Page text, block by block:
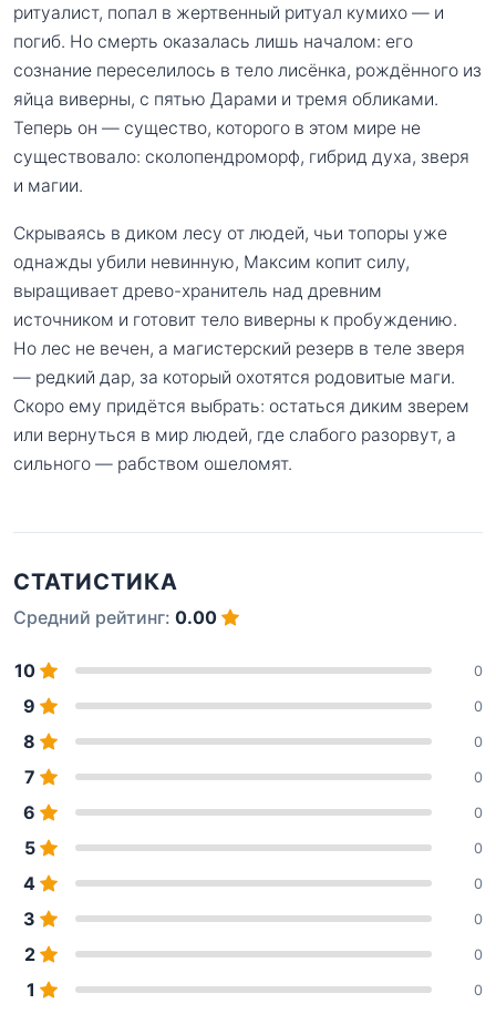
ритуалист, попал в жертвенный ритуал кумихо — и
погиб. Но смерть оказалась лишь началом: его
сознание переселилось в тело лисёнка, рождённого из
яйца виверны, с пятью Дарами и тремя обликами.
Теперь он — существо, которого в этом мире не
существовало: сколопендроморф, гибрид духа, зверя
и магии.
Скрываясь в диком лесу от людей, чьи топоры уже
однажды убили невинную, Максим копит силу,
выращивает древо-хранитель над древним
источником и готовит тело виверны к пробуждению.
Но лес не вечен, а магистерский резерв в теле зверя
— редкий дар, за который охотятся родовитые маги.
Скоро ему придётся выбрать: остаться диким зверем
или вернуться в мир людей, где слабого разорвут, а
сильного — рабством ошеломят.
СТАТИСТИКА
Средний рейтинг: 0.00
10 0
9 0
8 0
7 0
6 0
5 0
4 0
3 0
2 0
1 0